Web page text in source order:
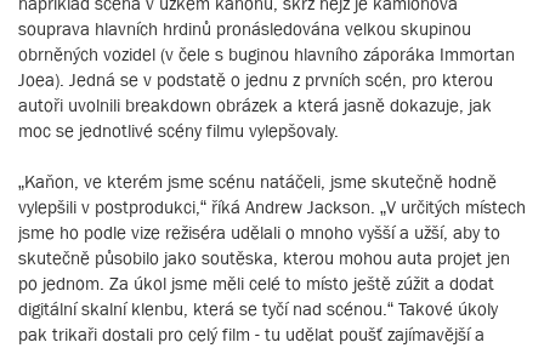
souprava hlavních hrdinů pronásledována velkou skupinou
obrněných vozidel (v čele s buginou hlavního záporáka Immortan
Joea). Jedná se v podstatě o jednu z prvních scén, pro kterou
autoři uvolnili breakdown obrázek a která jasně dokazuje, jak
moc se jednotlivé scény filmu vylepšovaly.
„Kaňon, ve kterém jsme scénu natáčeli, jsme skutečně hodně
vylepšili v postprodukci,“ říká Andrew Jackson. „V určitých místech
jsme ho podle vize režiséra udělali o mnoho vyšší a užší, aby to
skutečně působilo jako soutěska, kterou mohou auta projet jen
po jednom. Za úkol jsme měli celé to místo ještě zúžit a dodat
digitální skalní klenbu, která se tyčí nad scénou.“ Takové úkoly
pak trikaři dostali pro celý film - tu udělat poušť zajímavější a